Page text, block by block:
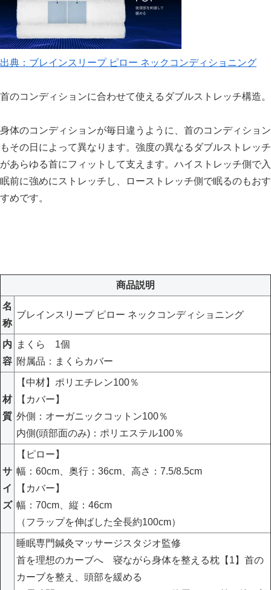
出典：ブレインスリープ ピロー ネックコンディショニング
首のコンディションに合わせて使えるダブルストレッチ構造。
身体のコンディションが毎日違うように、首のコンディション
もその日によって異なります。強度の異なるダブルストレッチ
があらゆる首にフィットして支えます。ハイストレッチ側で入
眠前に強めにストレッチし、ローストレッチ側で眠るのもおす
すめです。
商品説明
名
称
ブレインスリープ ピロー ネックコンディショニング
内
容
まくら 1個
附属品：まくらカバー
材
質
【中材】ポリエチレン100％
【カバー】
外側：オーガニックコットン100％
内側(頭部面のみ)：ポリエステル100％
サ
イ
ズ
【ピロー】
幅：60cm、奥行：36cm、高さ：7.5/8.5cm
【カバー】
幅：70cm、縦：46cm
（フラップを伸ばした全長約100cm）
睡眠専門鍼灸マッサージスタジオ監修
首を理想のカーブへ 寝ながら身体を整える枕【1】首の
カーブを整え、頭部を緩める